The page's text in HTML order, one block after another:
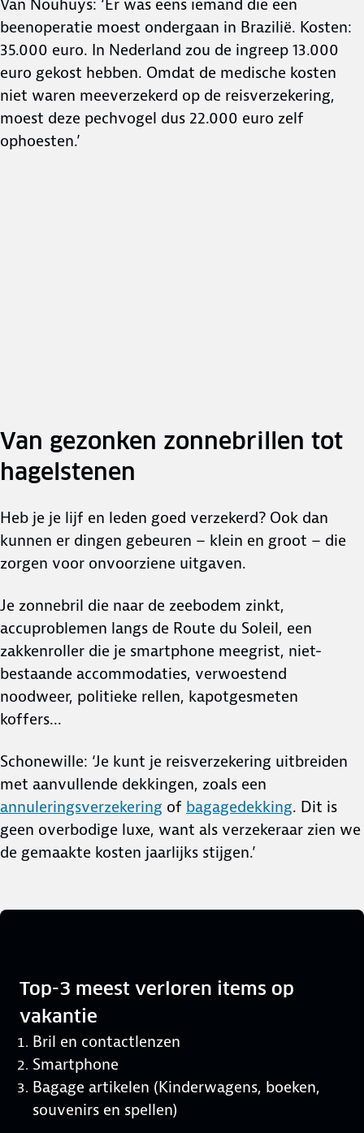
Van Nouhuys: ‘Er was eens iemand die een
beenoperatie moest ondergaan in Brazilië. Kosten:
35.000 euro. In Nederland zou de ingreep 13.000
euro gekost hebben. Omdat de medische kosten
niet waren meeverzekerd op de reisverzekering,
moest deze pechvogel dus 22.000 euro zelf
ophoesten.’
Van gezonken zonnebrillen tot
hagelstenen
Heb je je lijf en leden goed verzekerd? Ook dan
kunnen er dingen gebeuren – klein en groot – die
zorgen voor onvoorziene uitgaven.
Je zonnebril die naar de zeebodem zinkt,
accuproblemen langs de Route du Soleil, een
zakkenroller die je smartphone meegrist, niet-
bestaande accommodaties, verwoestend
noodweer, politieke rellen, kapotgesmeten
koffers...
Schonewille: ‘Je kunt je reisverzekering uitbreiden
met aanvullende dekkingen, zoals een
annuleringsverzekering of bagagedekking. Dit is
geen overbodige luxe, want als verzekeraar zien we
de gemaakte kosten jaarlijks stijgen.’
Top-3 meest verloren items op
vakantie
Bril en contactlenzen
Smartphone
Bagage artikelen (Kinderwagens, boeken,
souvenirs en spellen)